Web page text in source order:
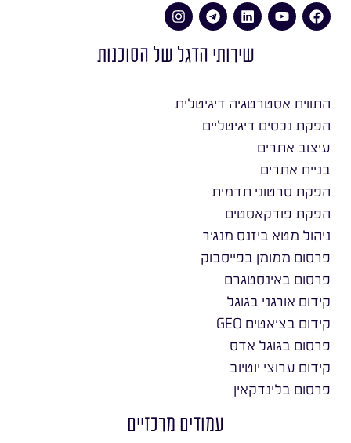
שירותי הדגל של הסוכנות
התווית אסטרטגיה דיגיטלית
הפקת נכסים דיגיטליים
עיצוב אתרים
בניית אתרים
הפקת סרטוני תדמית
הפקת פודקאסטים
ניהול מטא ביזנס מנג׳ר
פרסום ממומן בפייסבוק
פרסום באינסטגרם
קידום אורגני בגוגל
קידום בצ׳אטים GEO
פרסום בגוגל אדס
קידום ערוצי יוטיוב
פרסום בלינדקאין
עמודים מרכזיים